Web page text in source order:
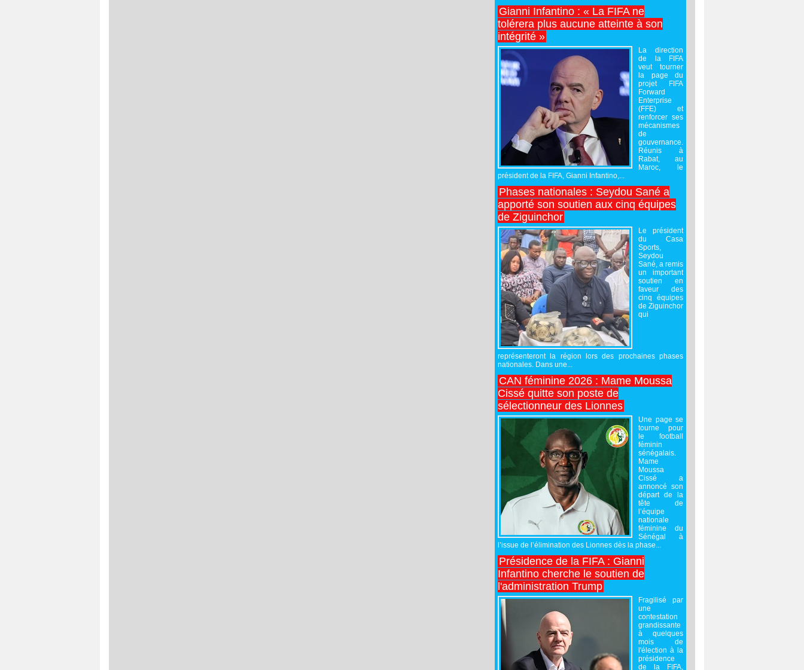
Gianni Infantino : « La FIFA ne
tolérera plus aucune atteinte à son
intégrité »
La direction
de la FIFA
veut tourner
la page du
projet FIFA
Forward
Enterprise
(FFE) et
renforcer ses
mécanismes
de
gouvernance.
Réunis à
Rabat, au
Maroc, le
président de la FIFA, Gianni Infantino,...
Phases nationales : Seydou Sané a
apporté son soutien aux cinq équipes
de Ziguinchor
Le président
du Casa
Sports,
Seydou
Sané, a remis
un important
soutien en
faveur des
cinq équipes
de Ziguinchor
qui
représenteront la région lors des prochaines phases
nationales. Dans une...
CAN féminine 2026 : Mame Moussa
Cissé quitte son poste de
sélectionneur des Lionnes
Une page se
tourne pour
le football
féminin
sénégalais.
Mame
Moussa
Cissé a
annoncé son
départ de la
tête de
l’équipe
nationale
féminine du
Sénégal à
l’issue de l’élimination des Lionnes dès la phase...
Présidence de la FIFA : Gianni
Infantino cherche le soutien de
l'administration Trump
Fragilisé par
une
contestation
grandissante
à quelques
mois de
l'élection à la
présidence
de la FIFA,